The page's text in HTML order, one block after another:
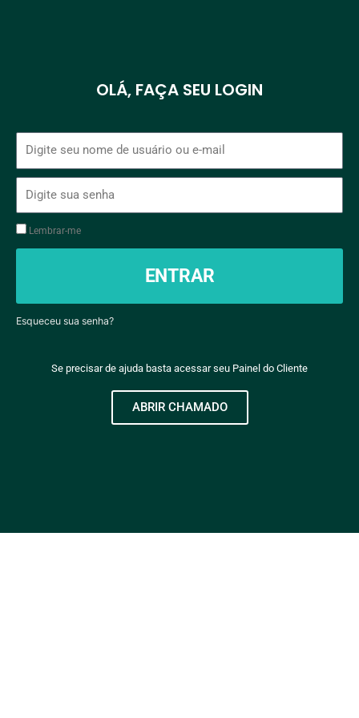
OLÁ, FAÇA SEU LOGIN
usuário
ou
email
Lembrar-me
ENTRAR
Esqueceu sua senha?
Se precisar de ajuda basta acessar seu Painel do Cliente
ABRIR CHAMADO